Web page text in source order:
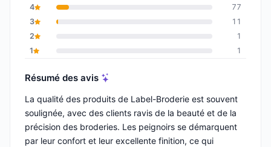
4
77
3
11
2
1
1
1
Résumé des avis
La qualité des produits de Label-Broderie est souvent
soulignée, avec des clients ravis de la beauté et de la
précision des broderies. Les peignoirs se démarquent
par leur confort et leur excellente finition, ce qui